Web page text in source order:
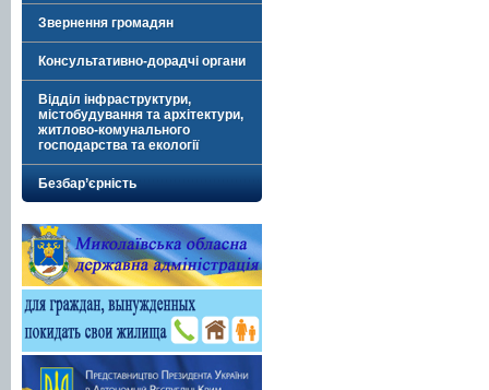
Звернення громадян
Консультативно-дорадчі органи
Відділ інфраструктури,
містобудування та архітектури,
житлово-комунального
господарства та екології
Безбар’єрність